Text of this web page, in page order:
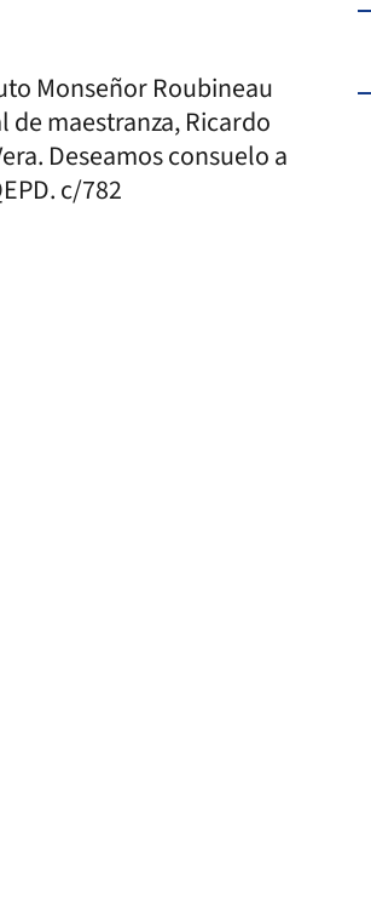
Monseñor Roubineau
maestranza, Ricardo
Deseamos consuelo a
c/782